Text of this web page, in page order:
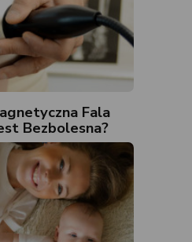
Fala
Bezbolesna?